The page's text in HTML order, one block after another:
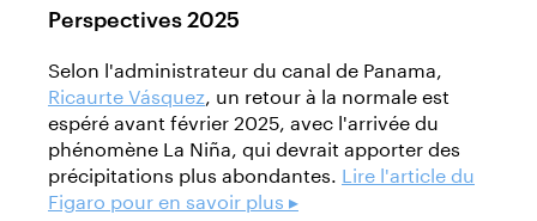
Perspectives 2025
Selon l'administrateur du canal de Panama,
Ricaurte Vásquez , un retour à la normale est
espéré avant février 2025, avec l'arrivée du
phénomène La Niña, qui devrait apporter des
précipitations plus abondantes. Lire l'article du
Figaro pour en savoir plus ▸